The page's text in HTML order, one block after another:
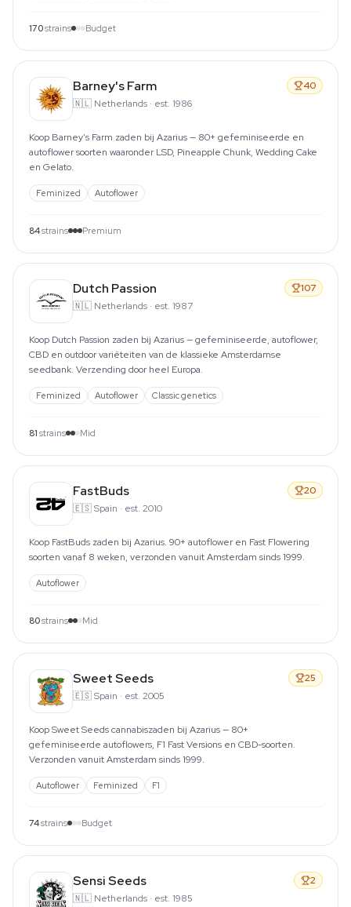
170strains Budget
Barney's Farm
🇳🇱 Netherlands · est. 1986
40
Koop Barney's Farm zaden bij Azarius — 80+ gefeminiseerde en
autoflower soorten waaronder LSD, Pineapple Chunk, Wedding Cake
en Gelato.
Feminized Autoflower
84strains Premium
Dutch Passion
🇳🇱 Netherlands · est. 1987
107
Koop Dutch Passion zaden bij Azarius — gefeminiseerde, autoflower,
CBD en outdoor variëteiten van de klassieke Amsterdamse
seedbank. Verzending door heel Europa.
Feminized Autoflower Classic genetics
81 strains Mid
FastBuds
🇪🇸Spain · est. 2010
20
Koop FastBuds zaden bij Azarius. 90+ autoflower en Fast Flowering
soorten vanaf 8 weken, verzonden vanuit Amsterdam sinds 1999.
Autoflower
80strains Mid
Sweet Seeds
🇪🇸Spain · est. 2005
25
Koop Sweet Seeds cannabiszaden bij Azarius — 80+
gefeminiseerde autoflowers, F1 Fast Versions en CBD-soorten.
Verzonden vanuit Amsterdam sinds 1999.
Autoflower Feminized F1
74strains Budget
Sensi Seeds
🇳🇱 Netherlands · est. 1985
2